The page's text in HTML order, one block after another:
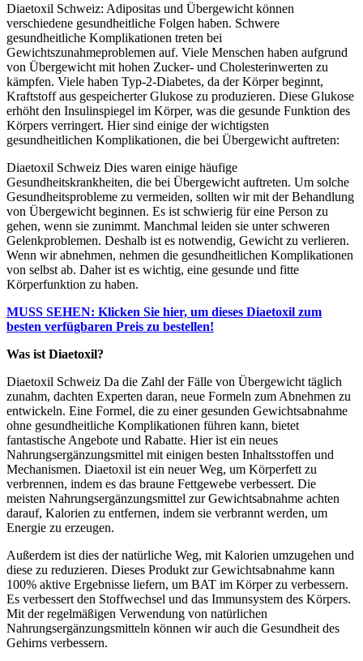
Diaetoxil Schweiz: Adipositas und Übergewicht können
verschiedene gesundheitliche Folgen haben. Schwere
gesundheitliche Komplikationen treten bei
Gewichtszunahmeproblemen auf. Viele Menschen haben aufgrund
von Übergewicht mit hohen Zucker- und Cholesterinwerten zu
kämpfen. Viele haben Typ-2-Diabetes, da der Körper beginnt,
Kraftstoff aus gespeicherter Glukose zu produzieren. Diese Glukose
erhöht den Insulinspiegel im Körper, was die gesunde Funktion des
Körpers verringert. Hier sind einige der wichtigsten
gesundheitlichen Komplikationen, die bei Übergewicht auftreten:
Diaetoxil Schweiz Dies waren einige häufige
Gesundheitskrankheiten, die bei Übergewicht auftreten. Um solche
Gesundheitsprobleme zu vermeiden, sollten wir mit der Behandlung
von Übergewicht beginnen. Es ist schwierig für eine Person zu
gehen, wenn sie zunimmt. Manchmal leiden sie unter schweren
Gelenkproblemen. Deshalb ist es notwendig, Gewicht zu verlieren.
Wenn wir abnehmen, nehmen die gesundheitlichen Komplikationen
von selbst ab. Daher ist es wichtig, eine gesunde und fitte
Körperfunktion zu haben.
MUSS SEHEN: Klicken Sie hier, um dieses Diaetoxil zum
besten verfügbaren Preis zu bestellen!
Was ist Diaetoxil?
Diaetoxil Schweiz Da die Zahl der Fälle von Übergewicht täglich
zunahm, dachten Experten daran, neue Formeln zum Abnehmen zu
entwickeln. Eine Formel, die zu einer gesunden Gewichtsabnahme
ohne gesundheitliche Komplikationen führen kann, bietet
fantastische Angebote und Rabatte. Hier ist ein neues
Nahrungsergänzungsmittel mit einigen besten Inhaltsstoffen und
Mechanismen. Diaetoxil ist ein neuer Weg, um Körperfett zu
verbrennen, indem es das braune Fettgewebe verbessert. Die
meisten Nahrungsergänzungsmittel zur Gewichtsabnahme achten
darauf, Kalorien zu entfernen, indem sie verbrannt werden, um
Energie zu erzeugen.
Außerdem ist dies der natürliche Weg, mit Kalorien umzugehen und
diese zu reduzieren. Dieses Produkt zur Gewichtsabnahme kann
100% aktive Ergebnisse liefern, um BAT im Körper zu verbessern.
Es verbessert den Stoffwechsel und das Immunsystem des Körpers.
Mit der regelmäßigen Verwendung von natürlichen
Nahrungsergänzungsmitteln können wir auch die Gesundheit des
Gehirns verbessern.